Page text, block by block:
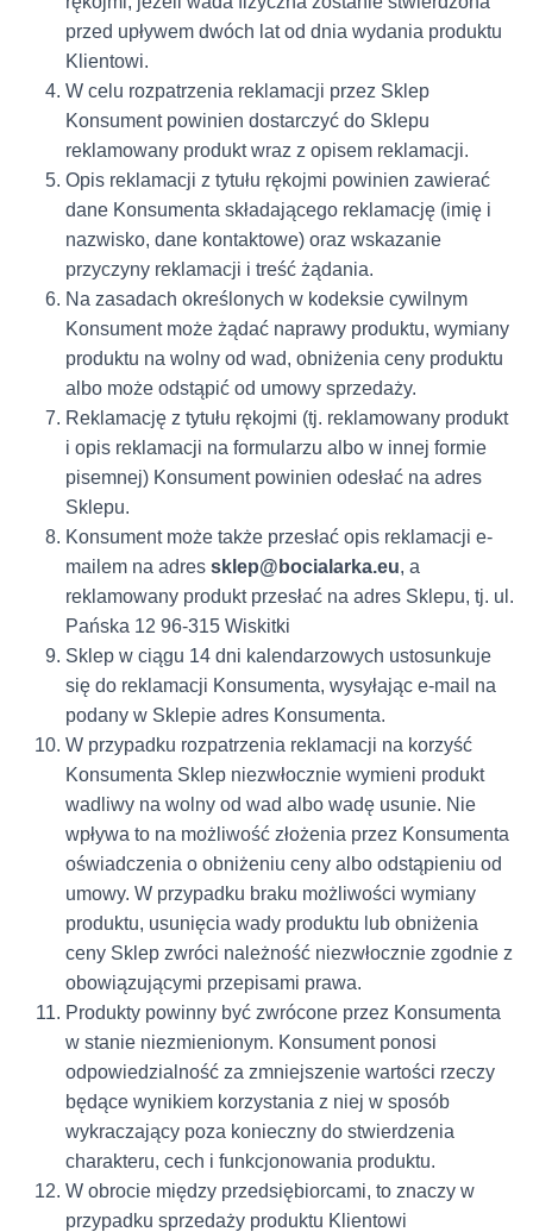
przed upływem dwóch lat od dnia wydania produktu
Klientowi.
W celu rozpatrzenia reklamacji przez Sklep
Konsument powinien dostarczyć do Sklepu
reklamowany produkt wraz z opisem reklamacji.
Opis reklamacji z tytułu rękojmi powinien zawierać
dane Konsumenta składającego reklamację (imię i
nazwisko, dane kontaktowe) oraz wskazanie
przyczyny reklamacji i treść żądania.
Na zasadach określonych w kodeksie cywilnym
Konsument może żądać naprawy produktu, wymiany
produktu na wolny od wad, obniżenia ceny produktu
albo może odstąpić od umowy sprzedaży.
Reklamację z tytułu rękojmi (tj. reklamowany produkt
i opis reklamacji na formularzu albo w innej formie
pisemnej) Konsument powinien odesłać na adres
Sklepu.
Konsument może także przesłać opis reklamacji e-
mailem na adres sklep@bocialarka.eu, a
reklamowany produkt przesłać na adres Sklepu, tj. ul.
Pańska 12 96-315 Wiskitki
Sklep w ciągu 14 dni kalendarzowych ustosunkuje
się do reklamacji Konsumenta, wysyłając e-mail na
podany w Sklepie adres Konsumenta.
W przypadku rozpatrzenia reklamacji na korzyść
Konsumenta Sklep niezwłocznie wymieni produkt
wadliwy na wolny od wad albo wadę usunie. Nie
wpływa to na możliwość złożenia przez Konsumenta
oświadczenia o obniżeniu ceny albo odstąpieniu od
umowy. W przypadku braku możliwości wymiany
produktu, usunięcia wady produktu lub obniżenia
ceny Sklep zwróci należność niezwłocznie zgodnie z
obowiązującymi przepisami prawa.
Produkty powinny być zwrócone przez Konsumenta
w stanie niezmienionym. Konsument ponosi
odpowiedzialność za zmniejszenie wartości rzeczy
będące wynikiem korzystania z niej w sposób
wykraczający poza konieczny do stwierdzenia
charakteru, cech i funkcjonowania produktu.
W obrocie między przedsiębiorcami, to znaczy w
przypadku sprzedaży produktu Klientowi